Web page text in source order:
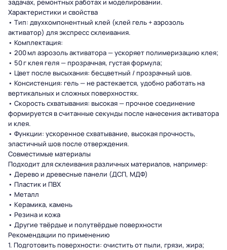
задачах, ремонтных работах и моделировании.
Характеристики и свойства
• Тип: двухкомпонентный клей (клей гель + аэрозоль
активатор) для экспресс склеивания.
• Комплектация:
• 200 мл аэрозоль активатора — ускоряет полимеризацию клея;
• 50 г клея геля — прозрачная, густая формула;
• Цвет после высыхания: бесцветный / прозрачный шов.
• Консистенция: гель — не растекается, удобно работать на
вертикальных и сложных поверхностях.
• Скорость схватывания: высокая — прочное соединение
формируется в считанные секунды после нанесения активатора
и клея.
• Функции: ускоренное схватывание, высокая прочность,
эластичный шов после отверждения.
Совместимые материалы
Подходит для склеивания различных материалов, например:
• Дерево и древесные панели (ДСП, МДФ)
• Пластик и ПВХ
• Металл
• Керамика, камень
• Резина и кожа
• Другие твёрдые и полутвёрдые поверхности
Рекомендации по применению
1. Подготовить поверхности: очистить от пыли, грязи, жира;